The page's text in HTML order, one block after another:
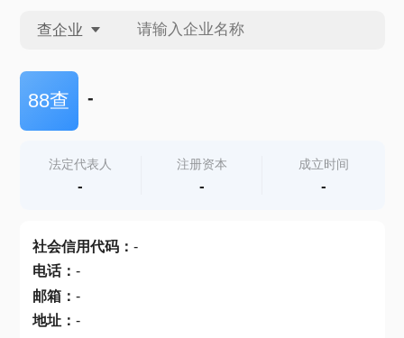
查企业
查企业
查产地
88查 -
法定代表人
-
注册资本
-
成立时间
-
社会信用代码： -
电话： -
邮箱： -
地址： -